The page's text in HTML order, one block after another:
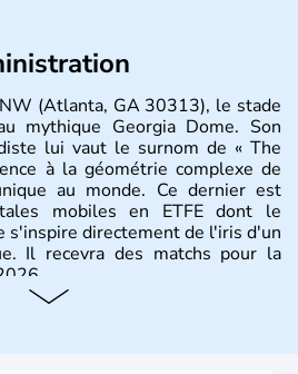
(Atlanta, GA 30313), le stade
mythique Georgia Dome. Son
lui vaut le surnom de « The
à la géométrie complexe de
au monde. Ce dernier est
mobiles en ETFE dont le
s'inspire directement de l'iris d'un
Il recevra des matchs pour la